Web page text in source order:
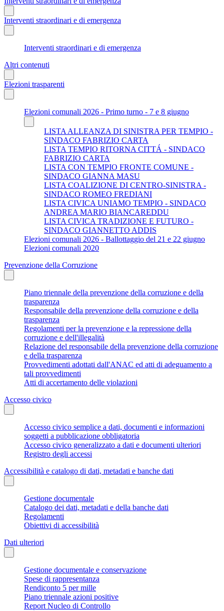
Interventi straordinari e di emergenza
Interventi straordinari e di emergenza
Altri contenuti
Elezioni trasparenti
Elezioni comunali 2026 - Primo turno - 7 e 8 giugno
LISTA ALLEANZA DI SINISTRA PER TEMPIO -
SINDACO FABRIZIO CARTA
LISTA TEMPIO RITORNA CITTÁ - SINDACO
FABRIZIO CARTA
LISTA CON TEMPIO FRONTE COMUNE -
SINDACO GIANNA MASU
LISTA COALIZIONE DI CENTRO-SINISTRA -
SINDACO ROMEO FREDIANI
LISTA CIVICA UNIAMO TEMPIO - SINDACO
ANDREA MARIO BIANCAREDDU
LISTA CIVICA TRADIZIONE E FUTURO -
SINDACO GIANNETTO ADDIS
Elezioni comunali 2026 - Ballottaggio del 21 e 22 giugno
Elezioni comunali 2020
Prevenzione della Corruzione
Piano triennale della prevenzione della corruzione e della
trasparenza
Responsabile della prevenzione della corruzione e della
trasparenza
Regolamenti per la prevenzione e la repressione della
corruzione e dell'illegalità
Relazione del responsabile della prevenzione della corruzione
e della trasparenza
Provvedimenti adottati dall'ANAC ed atti di adeguamento a
tali provvedimenti
Atti di accertamento delle violazioni
Accesso civico
Accesso civico semplice a dati, documenti e informazioni
soggetti a pubblicazione obbligatoria
Accesso civico generalizzato a dati e documenti ulteriori
Registro degli accessi
Accessibilità e catalogo di dati, metadati e banche dati
Gestione documentale
Catalogo dei dati, metadati e della banche dati
Regolamenti
Obiettivi di accessibilità
Dati ulteriori
Gestione documentale e conservazione
Spese di rappresentanza
Rendiconto 5 per mille
Piano triennale azioni positive
Report Nucleo di Controllo